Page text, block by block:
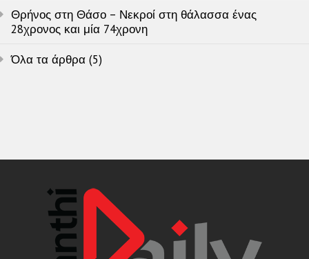
Θρήνος στη Θάσο – Νεκροί στη θάλασσα ένας
28χρονος και μία 74χρονη
Όλα τα άρθρα (5)